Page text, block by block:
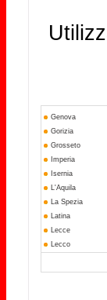
Genova
Gorizia
Grosseto
Imperia
Isernia
L'Aquila
La Spezia
Latina
Lecce
Lecco